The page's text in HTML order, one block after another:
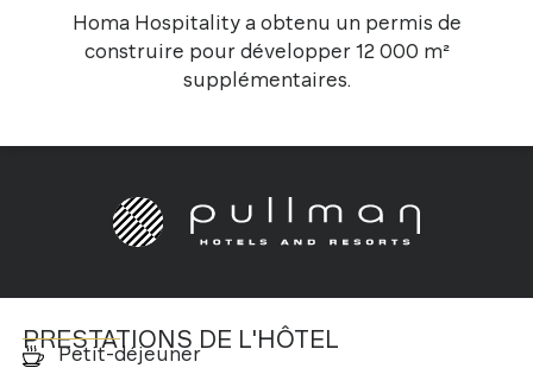
Homa Hospitality a obtenu un permis de
construire pour développer 12 000 m²
supplémentaires.
PRESTATIONS DE L'HÔTEL
Petit-déjeuner